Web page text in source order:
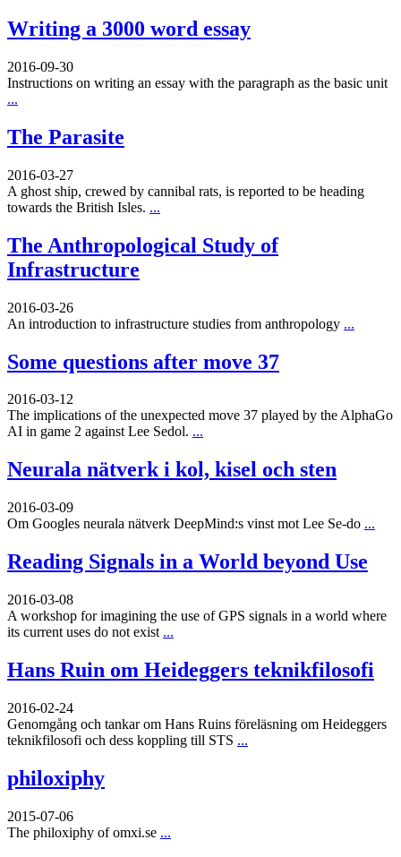
Writing a 3000 word essay
2016-09-30
Instructions on writing an essay with the paragraph as the basic unit
...
The Parasite
2016-03-27
A ghost ship, crewed by cannibal rats, is reported to be heading
towards the British Isles. ...
The Anthropological Study of
Infrastructure
2016-03-26
An introduction to infrastructure studies from anthropology ...
Some questions after move 37
2016-03-12
The implications of the unexpected move 37 played by the AlphaGo
AI in game 2 against Lee Sedol. ...
Neurala nätverk i kol, kisel och sten
2016-03-09
Om Googles neurala nätverk DeepMind:s vinst mot Lee Se-do ...
Reading Signals in a World beyond Use
2016-03-08
A workshop for imagining the use of GPS signals in a world where
its current uses do not exist ...
Hans Ruin om Heideggers teknikfilosofi
2016-02-24
Genomgång och tankar om Hans Ruins föreläsning om Heideggers
teknikfilosofi och dess koppling till STS ...
philoxiphy
2015-07-06
The philoxiphy of omxi.se ...